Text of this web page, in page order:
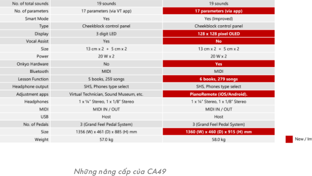
Những nâng cấp của CA49